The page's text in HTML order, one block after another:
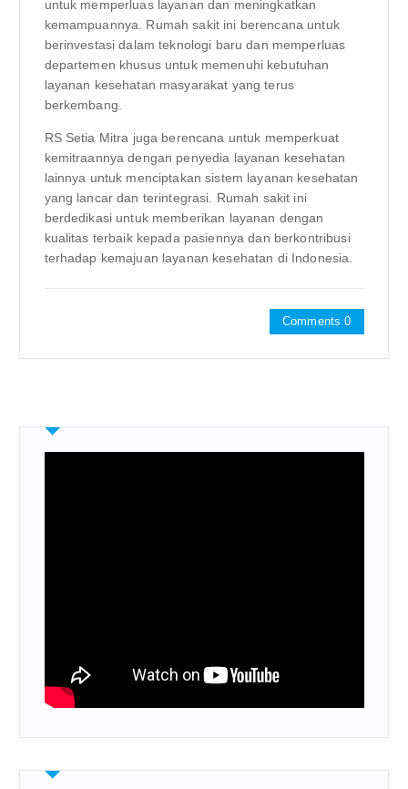
untuk memperluas layanan dan meningkatkan
kemampuannya. Rumah sakit ini berencana untuk
berinvestasi dalam teknologi baru dan memperluas
departemen khusus untuk memenuhi kebutuhan
layanan kesehatan masyarakat yang terus
berkembang.
RS Setia Mitra juga berencana untuk memperkuat
kemitraannya dengan penyedia layanan kesehatan
lainnya untuk menciptakan sistem layanan kesehatan
yang lancar dan terintegrasi. Rumah sakit ini
berdedikasi untuk memberikan layanan dengan
kualitas terbaik kepada pasiennya dan berkontribusi
terhadap kemajuan layanan kesehatan di Indonesia.
Comments 0